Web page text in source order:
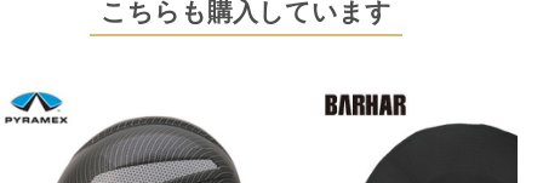
こちらも購入しています